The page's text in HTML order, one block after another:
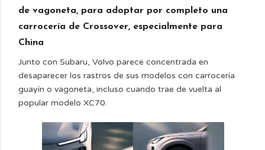
de vagoneta, para adoptar por completo una
carrocería de Crossover, especialmente para
China
Junto con Subaru, Volvo parece concentrada en
desaparecer los rastros de sus modelos con carrocería
guayín o vagoneta, incluso cuando trae de vuelta al
popular modelo XC70.